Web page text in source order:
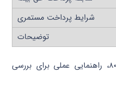
این جدول، برگرفته از ماده ۸۰، راهنمایی عملی برای بررسی